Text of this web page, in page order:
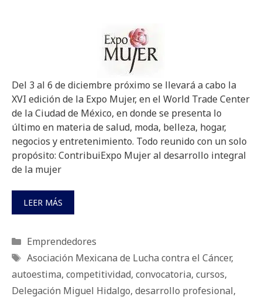
Del 3 al 6 de diciembre próximo se llevará a cabo la
XVI edición de la Expo Mujer, en el World Trade Center
de la Ciudad de México, en donde se presenta lo
último en materia de salud, moda, belleza, hogar,
negocios y entretenimiento. Todo reunido con un solo
propósito: ContribuiExpo Mujer al desarrollo integral
de la mujer
LEER MÁS
Categorías
Emprendedores
Etiquetas
Asociación Mexicana de Lucha contra el Cáncer,
autoestima, competitividad, convocatoria, cursos,
Delegación Miguel Hidalgo, desarrollo profesional,